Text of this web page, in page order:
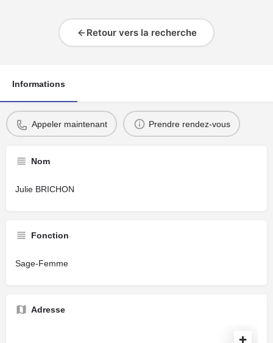
Retour vers la recherche
Informations
Appeler maintenant Prendre rendez-vous
Nom
Julie BRICHON
Fonction
Sage-Femme
Adresse